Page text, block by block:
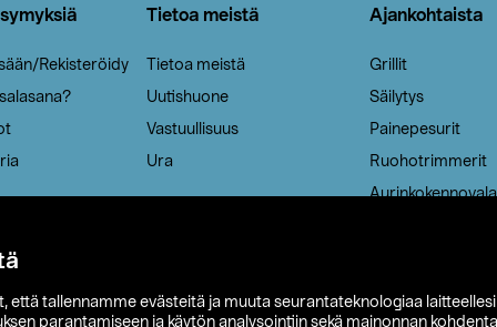
että tallennamme evästeitä ja muuta seurantateknologiaa laitteellesi
parantamiseen ja käytön analysointiin sekä mainonnan
Rekisteröidy
Tietoa meistä
Tietoa meistä
Uutishuone
Vastuullisuus
Ura
Ajankohtaista
Grillit
Säilytys
Painepesurit
Ruohotrimmerit